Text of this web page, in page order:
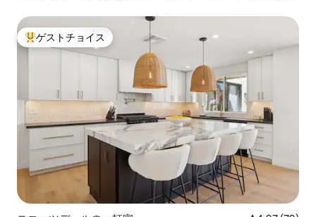
大好評のゲストチョイスです。
ゲストチョイス